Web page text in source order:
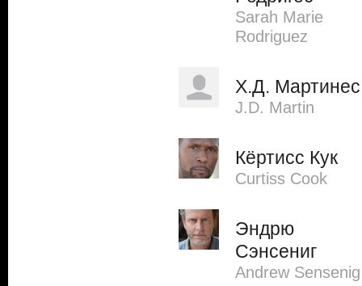
Sarah Marie
Rodriguez
Х.Д. Мартинес
J.D. Martin
Кёртисс Кук
Curtiss Cook
Эндрю
Сэнсениг
Andrew Sensenig